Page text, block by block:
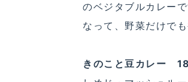
のベジタブルカレー
なって、野菜だけで
きのこと豆カレー